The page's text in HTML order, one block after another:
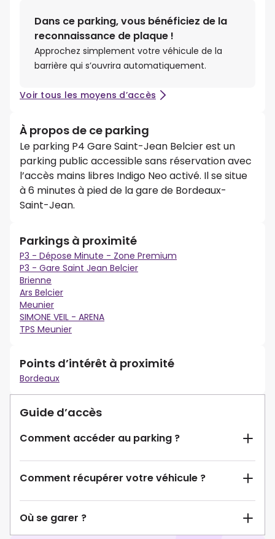
Dans ce parking, vous bénéficiez de la
reconnaissance de plaque !
Approchez simplement votre véhicule de la
barrière qui s’ouvrira automatiquement.
Voir tous les moyens d’accès
À propos de ce parking
Le parking P4 Gare Saint-Jean Belcier est un
parking public accessible sans réservation avec
l’accès mains libres Indigo Neo activé. Il se situe
à 6 minutes à pied de la gare de Bordeaux-
Saint-Jean.
Parkings à proximité
P3 - Dépose Minute - Zone Premium
P3 - Gare Saint Jean Belcier
Brienne
Ars Belcier
Meunier
SIMONE VEIL - ARENA
TPS Meunier
Points d’intérêt à proximité
Bordeaux
Guide d’accès
Comment accéder au parking ?
Comment récupérer votre véhicule ?
Où se garer ?